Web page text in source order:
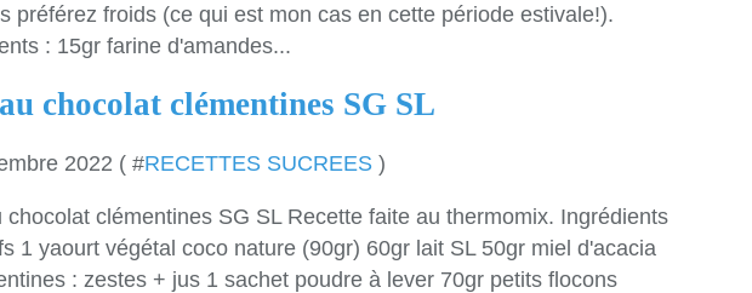
préférez froids (ce qui est mon cas en cette période estivale!).
: 15gr farine d'amandes...
chocolat clémentines SG SL
2022 ( #RECETTES SUCREES )
chocolat clémentines SG SL Recette faite au thermomix. Ingrédients
1 yaourt végétal coco nature (90gr) 60gr lait SL 50gr miel d'acacia
: zestes + jus 1 sachet poudre à lever 70gr petits flocons